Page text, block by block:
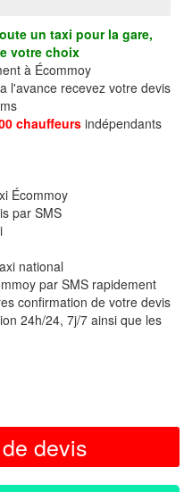
un taxi pour la gare,
votre choix
à Écommoy
l'avance recevez votre devis
chauffeurs indépendants
Écommoy
par SMS
national
par SMS rapidement
confirmation de votre devis
24h/24, 7j/7 ainsi que les
devis